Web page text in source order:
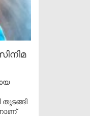
തുടങ്ങി